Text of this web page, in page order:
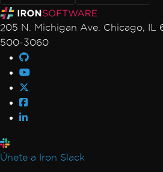
205 N. Michigan Ave. Chicago, IL
500-3060
Únete a Iron Slack